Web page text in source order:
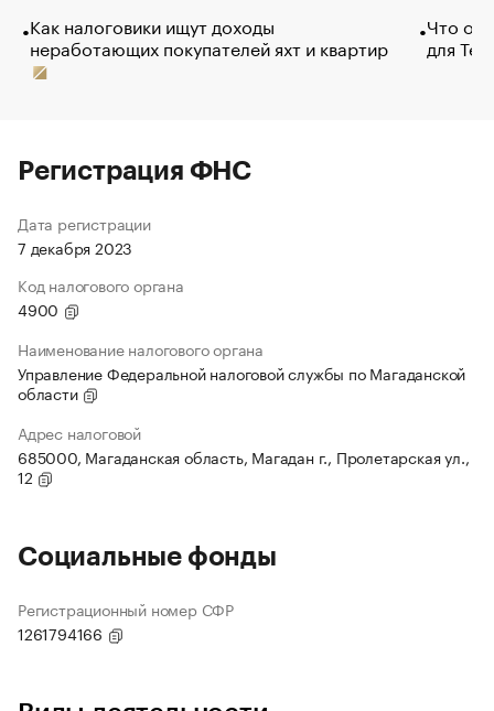
Как налоговики ищут доходы
неработающих покупателей яхт и квартир
Что
для
Регистрация ФНС
Дата регистрации
7 декабря 2023
Код налогового органа
4900
Наименование налогового органа
Управление Федеральной налоговой службы по Магаданской
области
Адрес налоговой
685000, Магаданская область, Магадан г., Пролетарская ул.,
12
Социальные фонды
Регистрационный номер СФР
1261794166